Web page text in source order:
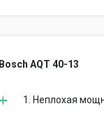
Bosch AQT 40-13
1. Неплохая